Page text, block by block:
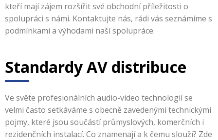
kteří mají zájem rozšířit své obchodní příležitosti o
spolupráci s námi. Kontaktujte nás, rádi vás seznámíme s
podmínkami a výhodami naší spolupráce.
Standardy AV distribuce
Ve světe profesionálních audio-video technologií se
velmi často setkáváme s obecně zavedenými technickými
pojmy, které jsou součástí průmyslových, komerčních i
rezidenčních instalací. Co znamenají a k čemu slouží? Zde